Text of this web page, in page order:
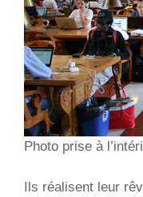
Photo prise à
Ils réalisent leur